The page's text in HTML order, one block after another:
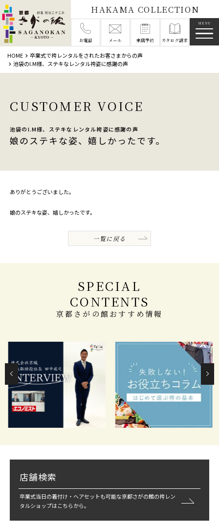
HAKAMA COLLECTION
お電話 メール 来店予約 カタログ請求
HOME
卒業式で袴レンタルをされたお客さまからの声
池袋のI.M様、ステキなレンタル袴姿に感謝の声
CUSTOMER VOICE
池袋のI.M様、ステキなレンタル袴姿に感謝の声
娘のステキな姿、嬉しかったです。
ありがとうございました。
娘のステキな姿、嬉しかったです。
一覧に戻る
SPECIAL
CONTENTS
京都さがの館おすすめ情報
店舗検索
卒業式当日の着付け・ヘアセットも可能な京都さがの館の袴レン
タルショップはこちらから。
メニ